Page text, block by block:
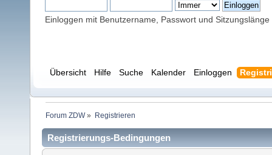
Einloggen mit Benutzername, Passwort und Sitzungslänge
Übersicht Hilfe Suche Kalender Einloggen
Forum ZDW» Registrieren
Registrierungs-Bedingungen